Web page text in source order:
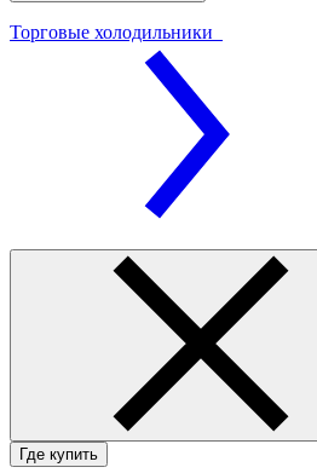
Торговые холодильники
Где купить